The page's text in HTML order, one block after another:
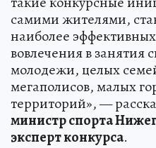
самими жителями,
наиболее
вовлечения в занятия
молодежи, целых
мегаполисов, малых
территорий», —
министр спорта
эксперт конкурса.